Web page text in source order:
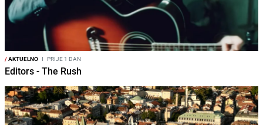
/AKTUELNO I PRIJE 1 DAN
Editors - The Rush